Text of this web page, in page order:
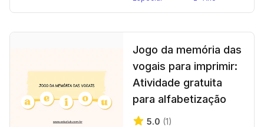
Jogo da memória das
vogais para imprimir:
Atividade gratuita
para alfabetização
5.0 (1)